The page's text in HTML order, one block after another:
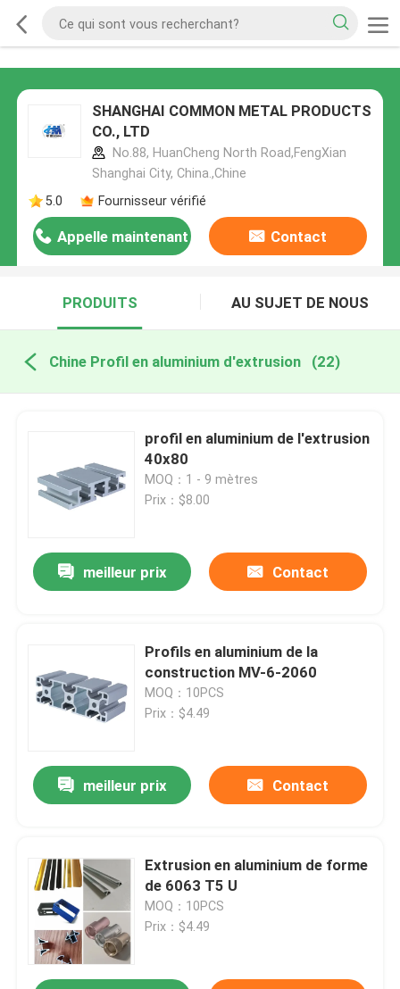
SHANGHAI COMMON METAL PRODUCTS
CO., LTD
No.88, HuanCheng North Road,FengXian
Shanghai City, China.,Chine
5.0
Fournisseur vérifié
Appelle maintenant Contact
PRODUITS AU SUJET DE NOUS
Chine Profil en aluminium d'extrusion (22)
profil en aluminium de l'extrusion
40x80
MOQ：1 - 9 mètres
Prix：$8.00
meilleur prix Contact
Profils en aluminium de la
construction MV-6-2060
MOQ：10PCS
Prix：$4.49
meilleur prix Contact
Extrusion en aluminium de forme
de 6063 T5 U
MOQ：10PCS
Prix：$4.49